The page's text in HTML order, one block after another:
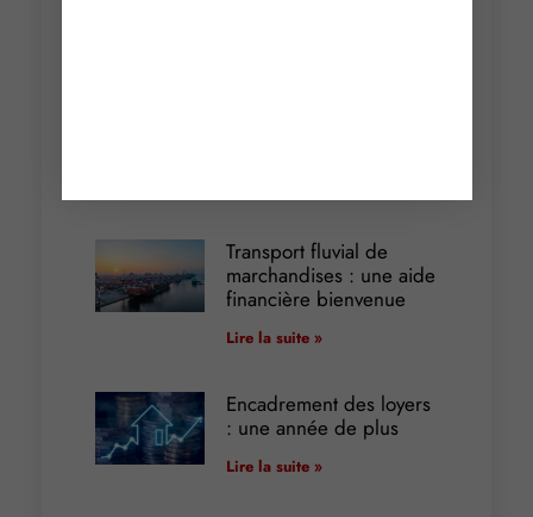
Transport fluvial de
marchandises : une aide
financière bienvenue
Lire la suite »
Encadrement des loyers
: une année de plus
Lire la suite »